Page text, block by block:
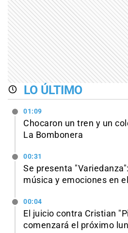
LO ÚLTIMO
01:09
Chocaron un tren y un
La Bombonera
00:31
Se presenta
música y emociones en
00:04
El juicio contra Cristian
comenzará el próximo